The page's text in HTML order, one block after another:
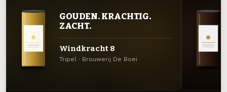
GOUDEN. KRACHTIG.
ZACHT.
Windkracht 8
Tripel · Brouwerij De Boei